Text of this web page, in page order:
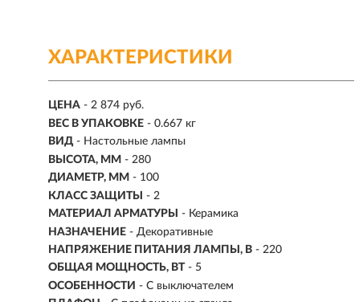
ХАРАКТЕРИСТИКИ
ЦЕНА - 2 874 руб.
ВЕС В УПАКОВКЕ - 0.667 кг
ВИД - Настольные лампы
ВЫСОТА, ММ - 280
ДИАМЕТР, ММ - 100
КЛАСС ЗАЩИТЫ
- 2
МАТЕРИАЛ АРМАТУРЫ
- Керамика
НАЗНАЧЕНИЕ - Декоративные
НАПРЯЖЕНИЕ ПИТАНИЯ ЛАМПЫ, В - 220
ОБЩАЯ МОЩНОСТЬ, ВТ - 5
ОСОБЕННОСТИ - С выключателем